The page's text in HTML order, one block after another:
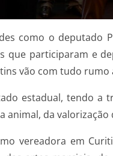
como o deputado
que participaram e
vão com tudo
estadual, tendo a
animal, da
vereadora em